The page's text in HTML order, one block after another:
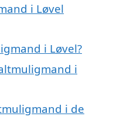
i Løvel
i Løvel?
i
i de